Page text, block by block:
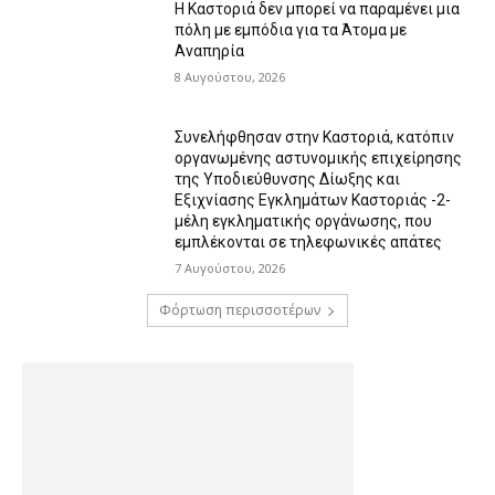
Η Καστοριά δεν μπορεί να παραμένει μια
πόλη με εμπόδια για τα Άτομα με
Αναπηρία
8 Αυγούστου, 2026
Συνελήφθησαν στην Καστοριά, κατόπιν
οργανωμένης αστυνομικής επιχείρησης
της Υποδιεύθυνσης Δίωξης και
Εξιχνίασης Εγκλημάτων Καστοριάς -2-
μέλη εγκληματικής οργάνωσης, που
εμπλέκονται σε τηλεφωνικές απάτες
7 Αυγούστου, 2026
Φόρτωση περισσοτέρων